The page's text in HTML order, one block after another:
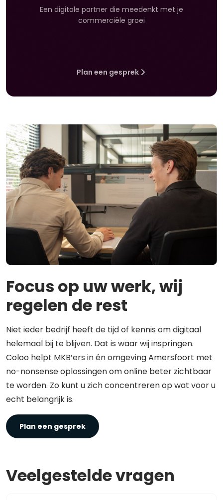
Een digitale partner die meedenkt met je
commerciële groei
Plan een gesprek
Focus op uw werk, wij
regelen de rest
Niet ieder bedrijf heeft de tijd of kennis om digitaal
helemaal bij te blijven. Dat is waar wij inspringen.
Coloo helpt MKB’ers in én omgeving Amersfoort met
no-nonsense oplossingen om online beter zichtbaar
te worden. Zo kunt u zich concentreren op wat voor u
echt belangrijk is.
Plan een gesprek
Veelgestelde vragen